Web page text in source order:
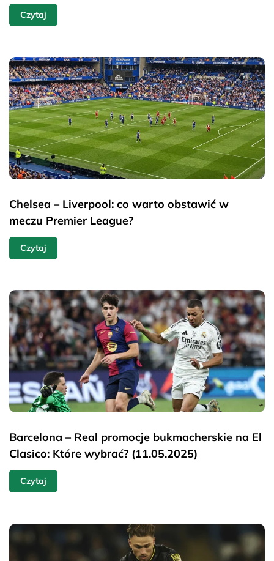
Czytaj
Chelsea – Liverpool: co warto obstawić w
meczu Premier League?
Czytaj
Barcelona – Real promocje bukmacherskie na El
Clasico: Które wybrać? (11.05.2025)
Czytaj